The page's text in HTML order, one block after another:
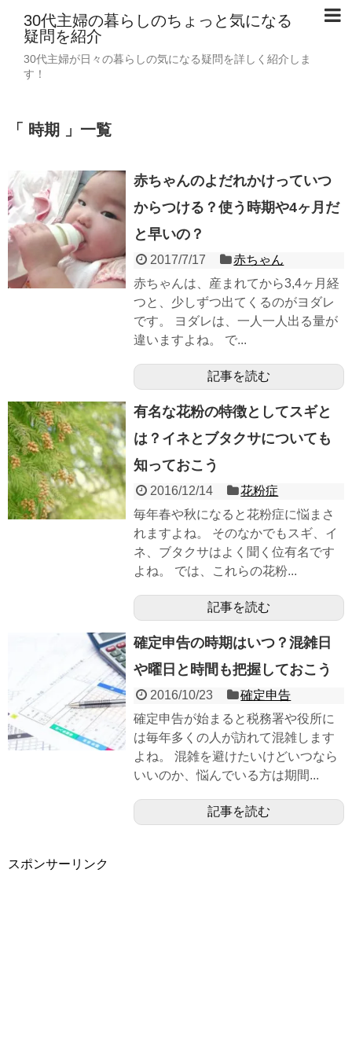
30代主婦の暮らしのちょっと気になる
疑問を紹介
30代主婦が日々の暮らしの気になる疑問を詳しく紹介しま
す！
「 時期 」一覧
赤ちゃんのよだれかけっていつ
からつける？使う時期や4ヶ月だ
と早いの？
2017/7/17
赤ちゃん
赤ちゃんは、産まれてから3,4ヶ月経
つと、少しずつ出てくるのがヨダレ
です。 ヨダレは、一人一人出る量が
違いますよね。 で...
記事を読む
有名な花粉の特徴としてスギと
は？イネとブタクサについても
知っておこう
2016/12/14
花粉症
毎年春や秋になると花粉症に悩まさ
れますよね。 そのなかでもスギ、イ
ネ、ブタクサはよく聞く位有名です
よね。 では、これらの花粉...
記事を読む
確定申告の時期はいつ？混雑日
や曜日と時間も把握しておこう
2016/10/23
確定申告
確定申告が始まると税務署や役所に
は毎年多くの人が訪れて混雑します
よね。 混雑を避けたいけどいつなら
いいのか、悩んでいる方は期間...
記事を読む
スポンサーリンク